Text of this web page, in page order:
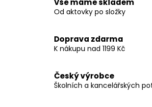
Vše máme skladem
Od aktovky po složky
Doprava zdarma
K nákupu nad 1199 Kč
Český výrobce
Školních a kancelářských